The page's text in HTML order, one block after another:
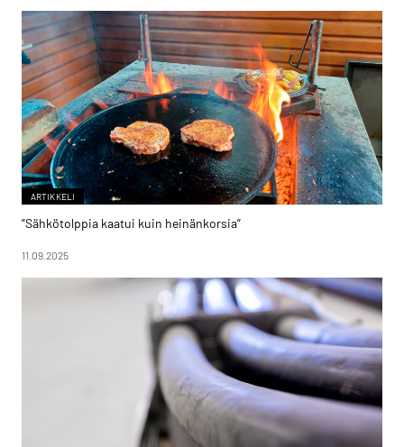
ARTIKKELI
”Sähkötolppia kaatui kuin heinänkorsia”
11.09.2025